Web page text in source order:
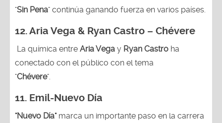
"Sin Pena" continúa ganando fuerza en varios países.
12. Aria Vega & Ryan Castro – Chévere
La química entre Aria Vega y Ryan Castro ha
conectado con el público con el tema
"Chévere".
11. Emil-Nuevo Día
"Nuevo Día"marca un importante paso en la carrera